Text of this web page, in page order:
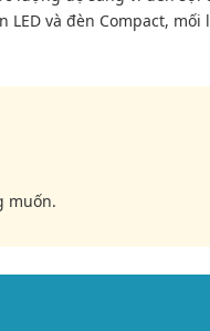
và đèn Compact, mối
muốn.